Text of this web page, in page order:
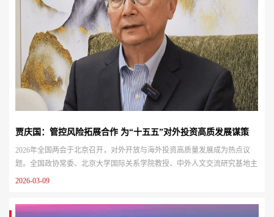
贾庆国：管控风险拓展合作 为“十五五”对外投资高质发展谋策
2026年全国两会于北京召开，对外开放与海外投资高质量发展成为热点议
题。全国政协常委、北京大学国际关系学院教授、中外人文交流研究基地主
任贾庆国接受香港商报专访，为“十五五”时期我国对外投资实现可持续、健
提出了四项具体对策，助力全方位完善对外投资工作体系，破解发展难题。
2026-03-09